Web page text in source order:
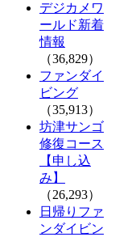
デジカメワ
ールド新着
情報
（36,829）
ファンダイ
ビング
（35,913）
坊津サンゴ
修復コース
【申し込
み】
（26,293）
日帰りファ
ンダイビン